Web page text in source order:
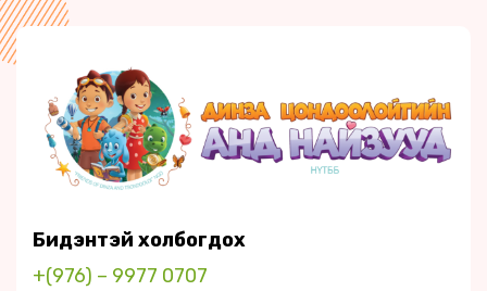
Бидэнтэй холбогдох
+(976) – 9977 0707